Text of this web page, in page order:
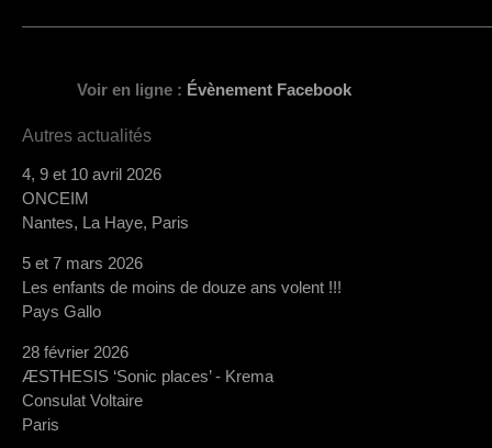
Voir en ligne : Évènement Facebook
Autres actualités
4, 9 et 10 avril 2026
ONCEIM
Nantes, La Haye, Paris
5 et 7 mars 2026
Les enfants de moins de douze ans volent !!!
Pays Gallo
28 février 2026
ÆSTHESIS ‘Sonic places’ - Krema
Consulat Voltaire
Paris